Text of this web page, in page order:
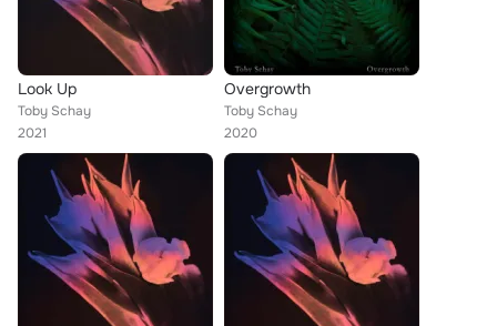
Look Up
Toby Schay
2021
Overgrowth
Toby Schay
2020